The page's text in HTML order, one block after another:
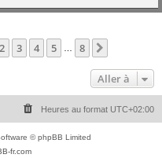
1sur8
2 3 4 5 8
Aller à
Heures au format UTC+02:00
© phpBB Limited
fr.com